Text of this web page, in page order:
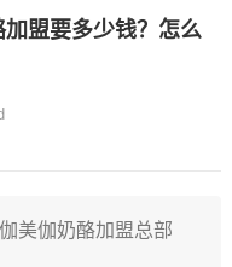
加盟要多少钱？怎么
美伽奶酪加盟总部